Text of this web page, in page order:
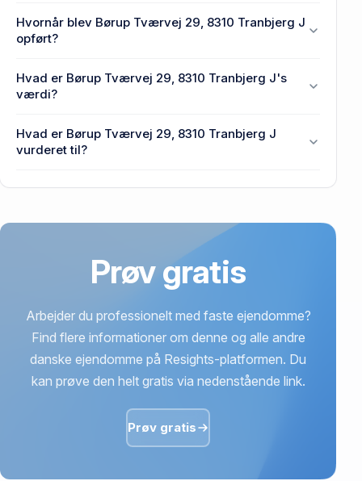
Enhedens BBR-areal er 123 m² på Børup Tværvej
29, 8310 Tranbjerg J.
Hvornår blev Børup Tværvej 29, 8310 Tranbjerg J
opført?
Tværvej 29, 8310 Tranbjerg J.
Hvad er Børup Tværvej 29, 8310 Tranbjerg J's
værdi?
Tranbjerg J senest blev handlet i 2016.
Hvad er Børup Tværvej 29, 8310 Tranbjerg J
vurderet til?
Prøv gratis
Arbejder du professionelt med faste ejendomme?
Find flere informationer om denne og alle andre
danske ejendomme på Resights-platformen. Du
kan prøve den helt gratis via nedenstående link.
Prøv gratis